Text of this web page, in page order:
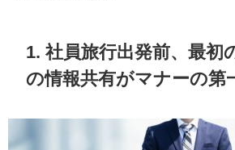
1. 社員旅行出発前、最初
の情報共有がマナーの第